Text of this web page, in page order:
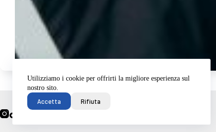
Utilizziamo i cookie per offrirti la migliore esperienza sul
nostro sito.
Accetta Rifiuta